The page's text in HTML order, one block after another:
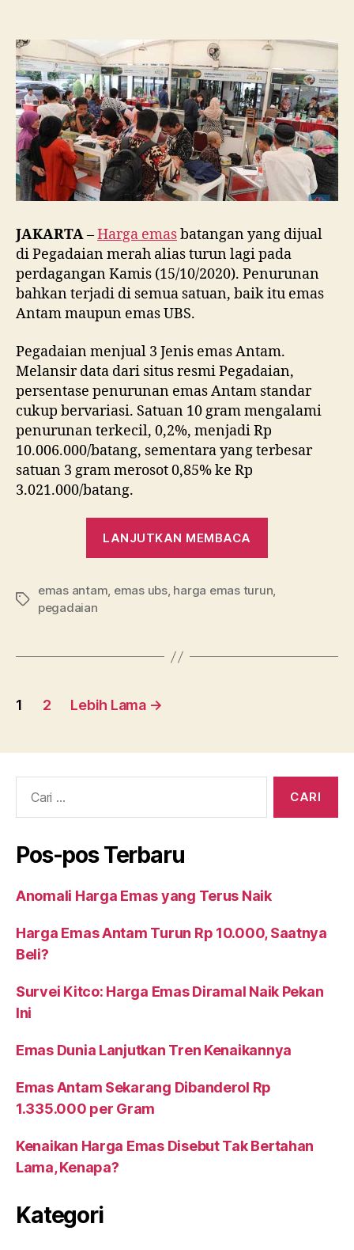
di
Pegadaian
Merah
Semua
JAKARTA–Harga emasbatangan yang dijual
di Pegadaian merah alias turun lagi pada
perdagangan Kamis (15/10/2020). Penurunan
bahkan terjadi di semua satuan, baik itu emas
Antam maupun emas UBS.
Pegadaian menjual 3 Jenis emas Antam.
Melansir data dari situs resmi Pegadaian,
persentase penurunan emas Antam standar
cukup bervariasi. Satuan 10 gram mengalami
penurunan terkecil, 0,2%, menjadi Rp
10.006.000/batang, sementara yang terbesar
satuan 3 gram merosot 0,85% ke Rp
3.021.000/batang.
LANJUTKAN MEMBACA
di
Semua”
Tag
emas antam, emas ubs, harga emas turun,
pegadaian
Navigasi
1 2 Lebih Lama →
Pos-pos Terbaru
Anomali Harga Emas yang Terus Naik
Harga Emas Antam Turun Rp 10.000, Saatnya
Beli?
Survei Kitco: Harga Emas Diramal Naik Pekan
Ini
Emas Dunia Lanjutkan Tren Kenaikannya
Emas Antam Sekarang Dibanderol Rp
1.335.000 per Gram
Kenaikan Harga Emas Disebut Tak Bertahan
Lama, Kenapa?
Kategori